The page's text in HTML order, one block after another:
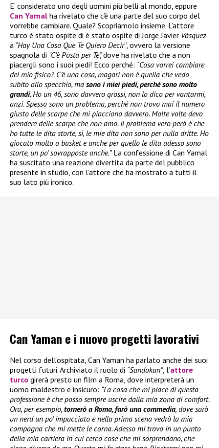
E’ considerato uno degli uomini più belli al mondo, eppure
Can Yamal ha rivelato che c’è una parte del suo corpo del
vorrebbe cambiare. Quale? Scopriamolo insieme. L’attore
turco è stato ospite di è stato ospite di Jorge Javier Vàsquez
a “Hay Una Cosa Que Te Quiero Decir“, ovvero la versione
spagnola di “C’è Posta per Te”,dove ha rivelato che a non
piacergli sono i suoi piedi! Ecco perché: “Cosa vorrei cambiare
del mio fisico? C’è una cosa, magari non è quella che vedo
subito allo specchio, ma sono i miei piedi, perché sono molto
grandi. Ho un 46, sono davvero grossi, non lo dico per vantarmi,
anzi. Spesso sono un problema, perché non trovo mai il numero
giusto delle scarpe che mi piacciono davvero. Molte volte devo
prendere delle scarpe che non amo. Il problema vero però è che
ho tutte le dita storte, sì, le mie dita non sono per nulla dritte. Ho
giocato molto a basket e anche per quello le dita adesso sono
storte, un po’ sovrapposte anche.”La confessione di Can Yamal
ha suscitato una reazione divertita da parte del pubblico
presente in studio, con l’attore che ha mostrato a tutti il
suo lato più ironico.
Can Yaman e i nuovo progetti lavorativi
Nel corso dell’ospitata, Can Yaman ha parlato anche dei suoi
progetti futuri. Archiviato il ruolo di “Sandokan”, l’attore
turco girerà presto un film a Roma, dove interpreterà un
uomo maldestro e insicuro: “La cosa che mi piace di questa
professione è che posso sempre uscire dalla mia zona di comfort.
Ora, per esempio, tornerò a Roma, farò una commedia, dove sarò
un nerd un po’ impacciato e nella prima scena vedrò la mia
compagna che mi mette le corna. Adesso mi trovo in un punto
della mia carriera in cui cerco cose che mi sorprendano, che